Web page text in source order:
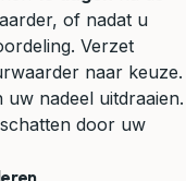
of nadat u
Verzet
naar keuze.
nadeel uitdraaien.
door uw